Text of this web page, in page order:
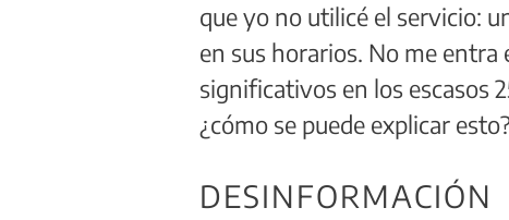
que yo no utilicé el servicio:
en sus horarios. No me entra
significativos en los escasos
¿cómo se puede explicar
DESINFORMACIÓN